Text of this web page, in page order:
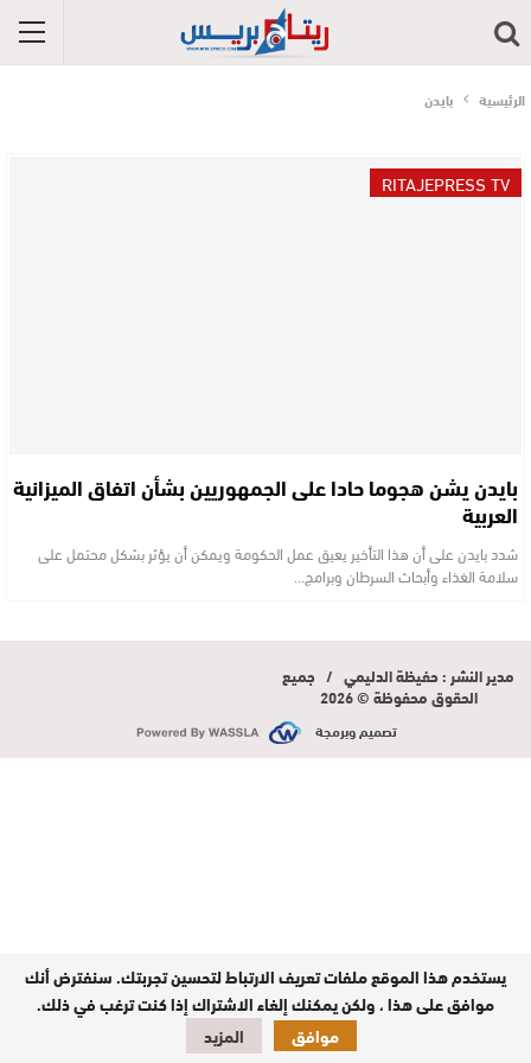
الرئيسية بايدن
RITAJEPRESS TV
بايدن يشن هجوما حادا على الجمهوريين بشأن اتفاق الميزانية
العربية
شدد بايدن على أن هذا التأخير يعيق عمل الحكومة ويمكن أن يؤثر بشكل محتمل على
سلامة الغذاء وأبحاث السرطان وبرامج…
مدير النشر : حفيظة الدليمي / جميع
الحقوق محفوظة © 2026
تصميم وبرمجة
يستخدم هذا الموقع ملفات تعريف الارتباط لتحسين تجربتك. سنفترض أنك
موافق على هذا ، ولكن يمكنك إلغاء الاشتراك إذا كنت ترغب في ذلك.
موافق
المزيد